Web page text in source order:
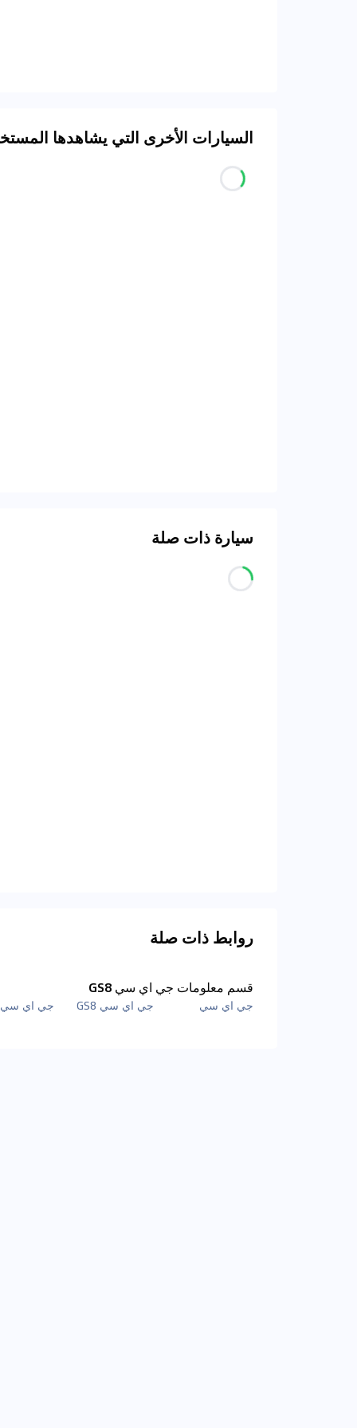
السيارات الأخرى التي يشاهدها
سيارة ذات صلة
روابط ذات صلة
قسم معلومات جي اي سي GS8
جي اي سي جي اي سي GS8